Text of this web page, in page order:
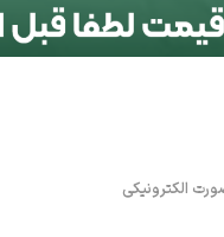
الکترونیکی